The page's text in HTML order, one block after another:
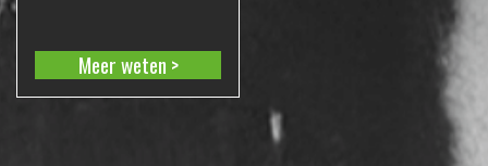
Meer weten